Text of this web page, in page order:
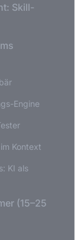
Skill-
Engine
Kontext
KI als
(15–25